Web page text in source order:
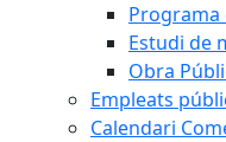
Programa
Estudi de
Obra
Empleats
Calendari